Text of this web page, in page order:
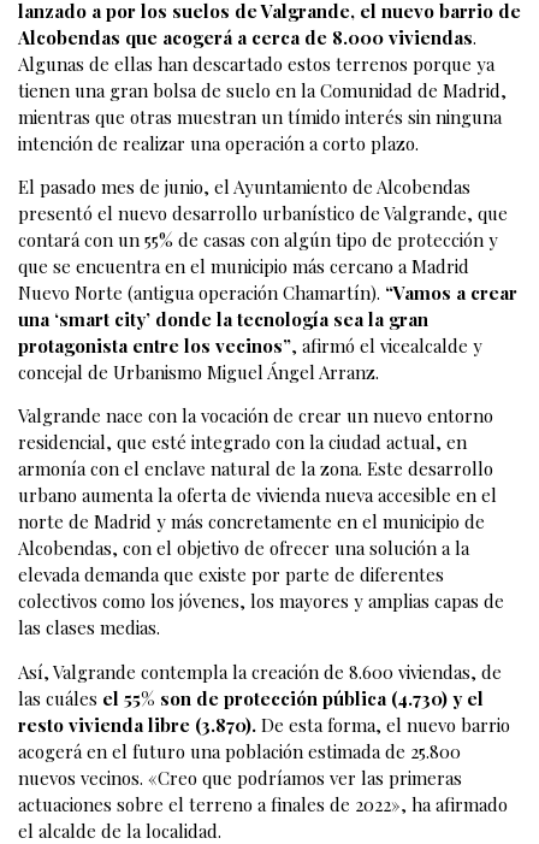
lanzado a por los suelos de Valgrande, el nuevo barrio de
Alcobendas que acogerá a cerca de 8.000 viviendas.
Algunas de ellas han descartado estos terrenos porque ya
tienen una gran bolsa de suelo en la Comunidad de Madrid,
mientras que otras muestran un tímido interés sin ninguna
intención de realizar una operación a corto plazo.
El pasado mes de junio, el Ayuntamiento de Alcobendas
presentó el nuevo desarrollo urbanístico de Valgrande, que
contará con un 55% de casas con algún tipo de protección y
que se encuentra en el municipio más cercano a Madrid
Nuevo Norte (antigua operación Chamartín). “Vamos a crear
una ‘smart city’ donde la tecnología sea la gran
protagonista entre los vecinos”, afirmó el vicealcalde y
concejal de Urbanismo Miguel Ángel Arranz.
Valgrande nace con la vocación de crear un nuevo entorno
residencial, que esté integrado con la ciudad actual, en
armonía con el enclave natural de la zona. Este desarrollo
urbano aumenta la oferta de vivienda nueva accesible en el
norte de Madrid y más concretamente en el municipio de
Alcobendas, con el objetivo de ofrecer una solución a la
elevada demanda que existe por parte de diferentes
colectivos como los jóvenes, los mayores y amplias capas de
las clases medias.
Así, Valgrande contempla la creación de 8.600 viviendas, de
las cuáles el 55% son de protección pública (4.730) y el
resto vivienda libre (3.870). De esta forma, el nuevo barrio
acogerá en el futuro una población estimada de 25.800
nuevos vecinos. «Creo que podríamos ver las primeras
actuaciones sobre el terreno a finales de 2022», ha afirmado
el alcalde de la localidad.